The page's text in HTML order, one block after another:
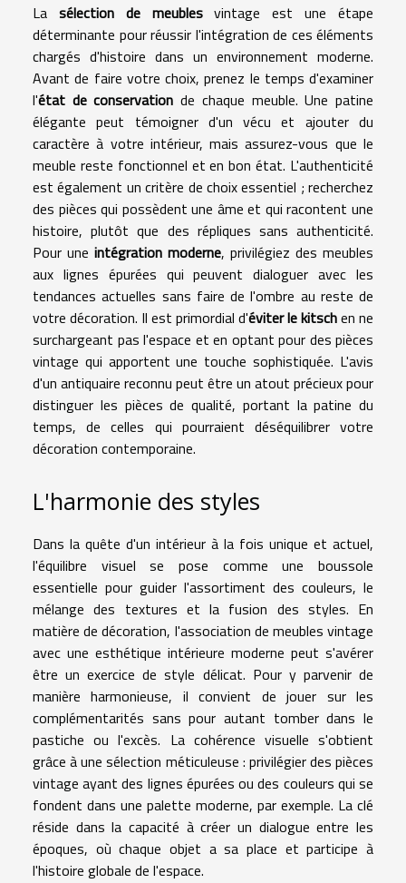
La sélection de meublesvintage est une étape
déterminante pour réussir l'intégration de ces éléments
chargés d'histoire dans un environnement moderne.
Avant de faire votre choix, prenez le temps d'examiner
l'état de conservation de chaque meuble. Une patine
élégante peut témoigner d'un vécu et ajouter du
caractère à votre intérieur, mais assurez-vous que le
meuble reste fonctionnel et en bon état. L'authenticité
est également un critère de choix essentiel ; recherchez
des pièces qui possèdent une âme et qui racontent une
histoire, plutôt que des répliques sans authenticité.
Pour une intégration moderne, privilégiez des meubles
aux lignes épurées qui peuvent dialoguer avec les
tendances actuelles sans faire de l'ombre au reste de
votre décoration. Il est primordial d'éviter le kitschen ne
surchargeant pas l'espace et en optant pour des pièces
vintage qui apportent une touche sophistiquée. L'avis
d'un antiquaire reconnu peut être un atout précieux pour
distinguer les pièces de qualité, portant la patine du
temps, de celles qui pourraient déséquilibrer votre
décoration contemporaine.
L'harmonie des styles
Dans la quête d'un intérieur à la fois unique et actuel,
l'équilibre visuel se pose comme une boussole
essentielle pour guider l'assortiment des couleurs, le
mélange des textures et la fusion des styles. En
matière de décoration, l'association de meubles vintage
avec une esthétique intérieure moderne peut s'avérer
être un exercice de style délicat. Pour y parvenir de
manière harmonieuse, il convient de jouer sur les
complémentarités sans pour autant tomber dans le
pastiche ou l'excès. La cohérence visuelle s'obtient
grâce à une sélection méticuleuse : privilégier des pièces
vintage ayant des lignes épurées ou des couleurs qui se
fondent dans une palette moderne, par exemple. La clé
réside dans la capacité à créer un dialogue entre les
époques, où chaque objet a sa place et participe à
l'histoire globale de l'espace.